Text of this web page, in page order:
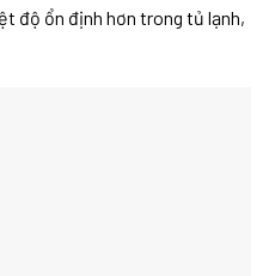
độ ổn định hơn trong tủ lạnh,